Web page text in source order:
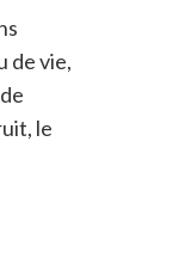
de vie,
le